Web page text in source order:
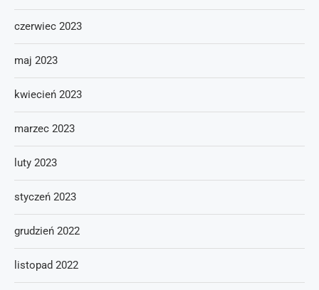
czerwiec 2023
maj 2023
kwiecień 2023
marzec 2023
luty 2023
styczeń 2023
grudzień 2022
listopad 2022